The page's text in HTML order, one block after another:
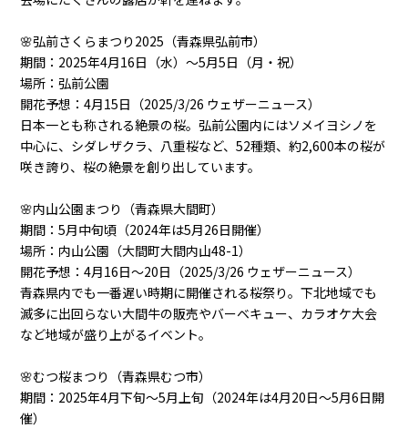
🌸弘前さくらまつり2025（青森県弘前市）
期間：2025年4月16日（水）～5月5日（月・祝）
場所：弘前公園
開花予想：4月15日（2025/3/26 ウェザーニュース）
日本一とも称される絶景の桜。弘前公園内にはソメイヨシノを
中心に、シダレザクラ、八重桜など、52種類、約2,600本の桜が
咲き誇り、桜の絶景を創り出しています。
🌸内山公園まつり（青森県大間町）
期間：5月中旬頃（2024年は5月26日開催）
場所：内山公園（大間町大間内山48-1）
開花予想：4月16日～20日（2025/3/26 ウェザーニュース）
青森県内でも一番遅い時期に開催される桜祭り。下北地域でも
滅多に出回らない大間牛の販売やバーベキュー、カラオケ大会
など地域が盛り上がるイベント。
🌸むつ桜まつり（青森県むつ市）
期間：2025年4月下旬～5月上旬（2024年は4月20日～5月6日開
催）